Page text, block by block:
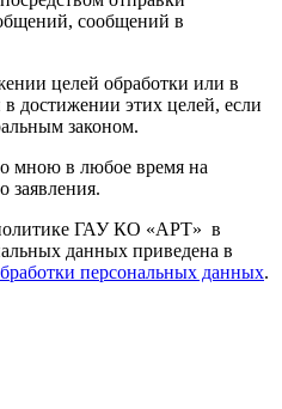
сообщений в
целей обработки или в
достижении этих целей, если
законом.
мною в любое время на
заявления.
ГАУ КО «АРТ» в
данных приведена в
персональных данных.